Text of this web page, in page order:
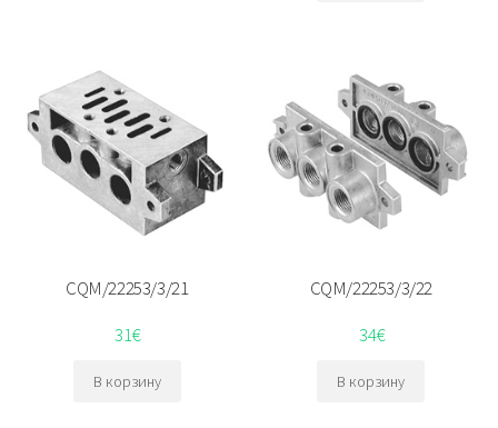
CQM/22253/3/21
31€
В корзину
CQM/22253/3/22
34€
В корзину